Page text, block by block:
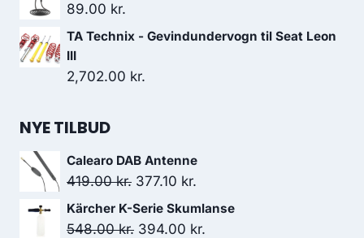
89.00 kr.
TA Technix - Gevindundervogn til Seat Leon
III
2,702.00 kr.
NYE TILBUD
Calearo DAB Antenne
419.00kr. Den
oprindelige
pris
377.10 kr.
aktuelle
pris
Kärcher K-Serie Skumlanse
548.00kr. Den
394.00 kr.